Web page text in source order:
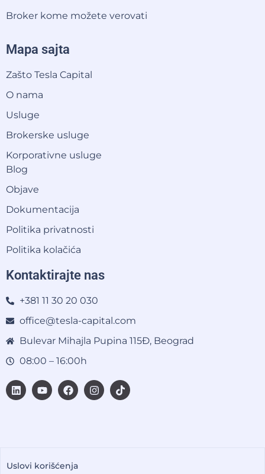
Broker kome možete verovati
Mapa sajta
Zašto Tesla Capital
O nama
Usluge
Brokerske usluge
Korporativne usluge
Blog
Objave
Dokumentacija
Politika privatnosti
Politika kolačića
Kontaktirajte nas
+381 11 30 20 030
office@tesla-capital.com
Bulevar Mihajla Pupina 115Đ, Beograd
08:00 – 16:00h
Uslovi korišćenja